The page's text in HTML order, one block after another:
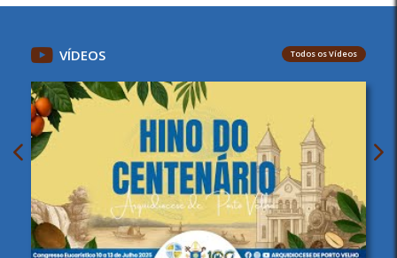
VÍDEOS Todos os Vídeos